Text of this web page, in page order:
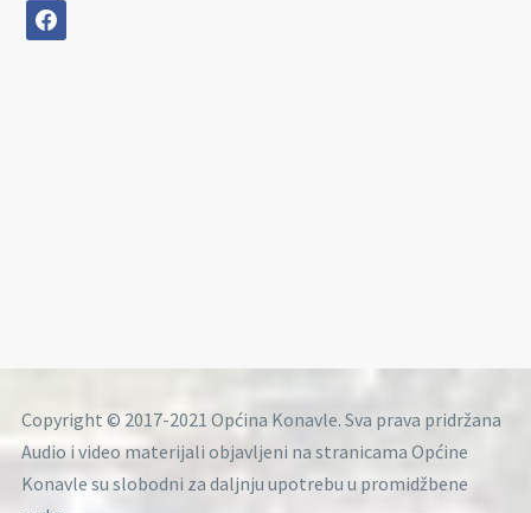
facebook
Copyright © 2017-2021 Općina Konavle. Sva prava pridržana
Audio i video materijali objavljeni na stranicama Općine
Konavle su slobodni za daljnju upotrebu u promidžbene